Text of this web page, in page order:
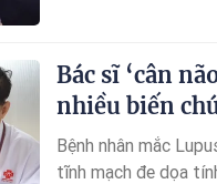
Bác sĩ ‘cân
nhiều biến
Bệnh nhân mắc
tĩnh mạch đe dọa